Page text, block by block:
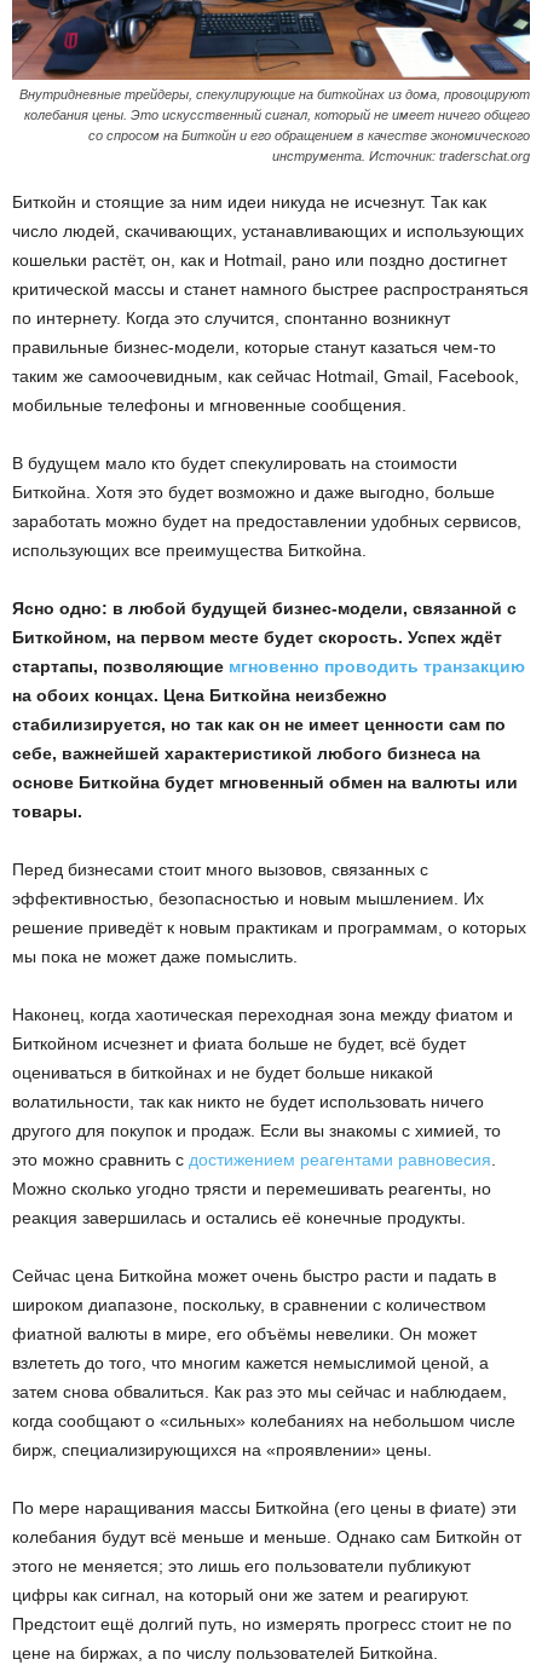
Внутридневные трейдеры, спекулирующие на биткойнах из дома, провоцируют
колебания цены. Это искусственный сигнал, который не имеет ничего общего
со спросом на Биткойн и его обращением в качестве экономического
инструмента. Источник: traderschat.org
Биткойн и стоящие за ним идеи никуда не исчезнут. Так как
число людей, скачивающих, устанавливающих и использующих
кошельки растёт, он, как и Hotmail, рано или поздно достигнет
критической массы и станет намного быстрее распространяться
по интернету. Когда это случится, спонтанно возникнут
правильные бизнес-модели, которые станут казаться чем-то
таким же самоочевидным, как сейчас Hotmail, Gmail, Facebook,
мобильные телефоны и мгновенные сообщения.
В будущем мало кто будет спекулировать на стоимости
Биткойна. Хотя это будет возможно и даже выгодно, больше
заработать можно будет на предоставлении удобных сервисов,
использующих все преимущества Биткойна.
Ясно одно: в любой будущей бизнес-модели, связанной с
Биткойном, на первом месте будет скорость. Успех ждёт
стартапы, позволяющие мгновенно проводить транзакцию
на обоих концах. Цена Биткойна неизбежно
стабилизируется, но так как он не имеет ценности сам по
себе, важнейшей характеристикой любого бизнеса на
основе Биткойна будет мгновенный обмен на валюты или
товары.
Перед бизнесами стоит много вызовов, связанных с
эффективностью, безопасностью и новым мышлением. Их
решение приведёт к новым практикам и программам, о которых
мы пока не может даже помыслить.
Наконец, когда хаотическая переходная зона между фиатом и
Биткойном исчезнет и фиата больше не будет, всё будет
оцениваться в биткойнах и не будет больше никакой
волатильности, так как никто не будет использовать ничего
другого для покупок и продаж. Если вы знакомы с химией, то
это можно сравнить с достижением реагентами равновесия.
Можно сколько угодно трясти и перемешивать реагенты, но
реакция завершилась и остались её конечные продукты.
Сейчас цена Биткойна может очень быстро расти и падать в
широком диапазоне, поскольку, в сравнении с количеством
фиатной валюты в мире, его объёмы невелики. Он может
взлететь до того, что многим кажется немыслимой ценой, а
затем снова обвалиться. Как раз это мы сейчас и наблюдаем,
когда сообщают о «сильных» колебаниях на небольшом числе
бирж, специализирующихся на «проявлении» цены.
По мере наращивания массы Биткойна (его цены в фиате) эти
колебания будут всё меньше и меньше. Однако сам Биткойн от
этого не меняется; это лишь его пользователи публикуют
цифры как сигнал, на который они же затем и реагируют.
Предстоит ещё долгий путь, но измерять прогресс стоит не по
цене на биржах, а по числу пользователей Биткойна.